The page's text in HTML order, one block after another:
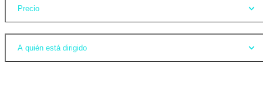
Precio
A quién está dirigido